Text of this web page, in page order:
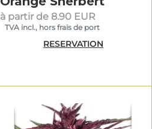
à partir de 8.90 EUR
TVA incl., hors frais de port
RESERVATION